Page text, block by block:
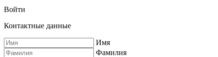
Войти
Контактные данные
Имя
Фамилия